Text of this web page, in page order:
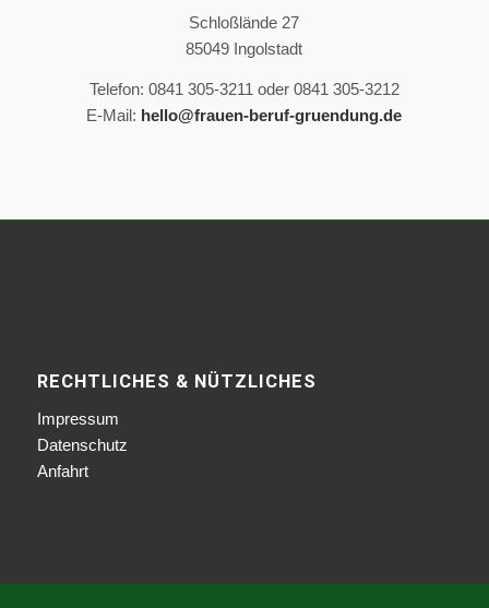
Schloßlände 27
85049 Ingolstadt
Telefon: 0841 305-3211 oder 0841 305-3212
E-Mail: hello@frauen-beruf-gruendung.de
RECHTLICHES & NÜTZLICHES
Impressum
Datenschutz
Anfahrt